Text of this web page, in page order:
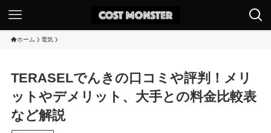
ホーム 電気
TERASELでんきの口コミや評判！メリ
ットやデメリット、大手との料金比較表
など解説